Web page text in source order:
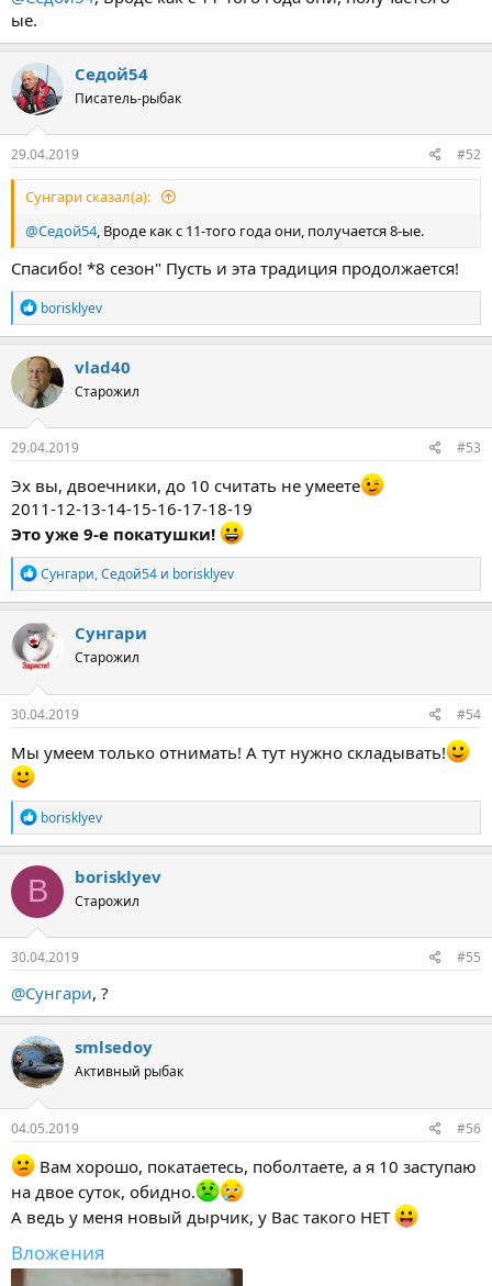
ые.
Седой54
Писатель-рыбак
29.04.2019 #52
Сунгари сказал(а):
@Седой54, Вроде как с 11-того года они, получается 8-ые.
Спасибо! *8 сезон" Пусть и эта традиция продолжается!
Р
е
а
к
ц
и
и
:
borisklyev
vlad40
Старожил
29.04.2019 #53
Эх вы, двоечники, до 10 считать не умеете
2011-12-13-14-15-16-17-18-19
Это уже 9-е покатушки!
Р
е
а
к
ц
и
:
Сунгари,Седой54 и borisklyev
Сунгари
Старожил
30.04.2019 #54
Мы умеем только отнимать! А тут нужно складывать!
Р
е
а
к
ц
и
и
:
borisklyev
B borisklyev
Старожил
30.04.2019 #55
@Сунгари, ?
smlsedoy
Активный рыбак
04.05.2019 #56
Вам хорошо, покатаетесь, поболтаете, а я 10 заступаю
на двое суток, обидно.
А ведь у меня новый дырчик, у Вас такого НЕТ
Вложения